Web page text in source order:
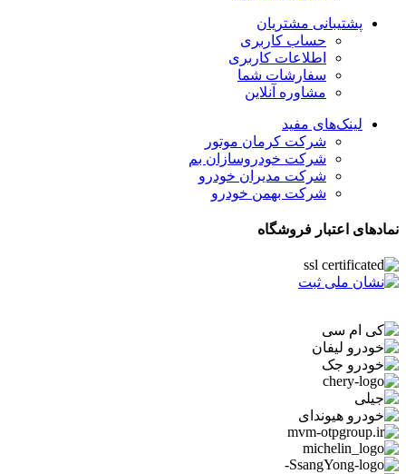
پشتیبانی مشتریان
حساب کاربری
اطلاعات کاربری
سفارشات شما
مشاوره آنلاین
لینک‌های مفید
شرکت کرمان موتور
شرکت خودروسازان بم
شرکت مدیران خودرو
شرکت بهمن خودرو
نمادهای اعتبار فروشگاه